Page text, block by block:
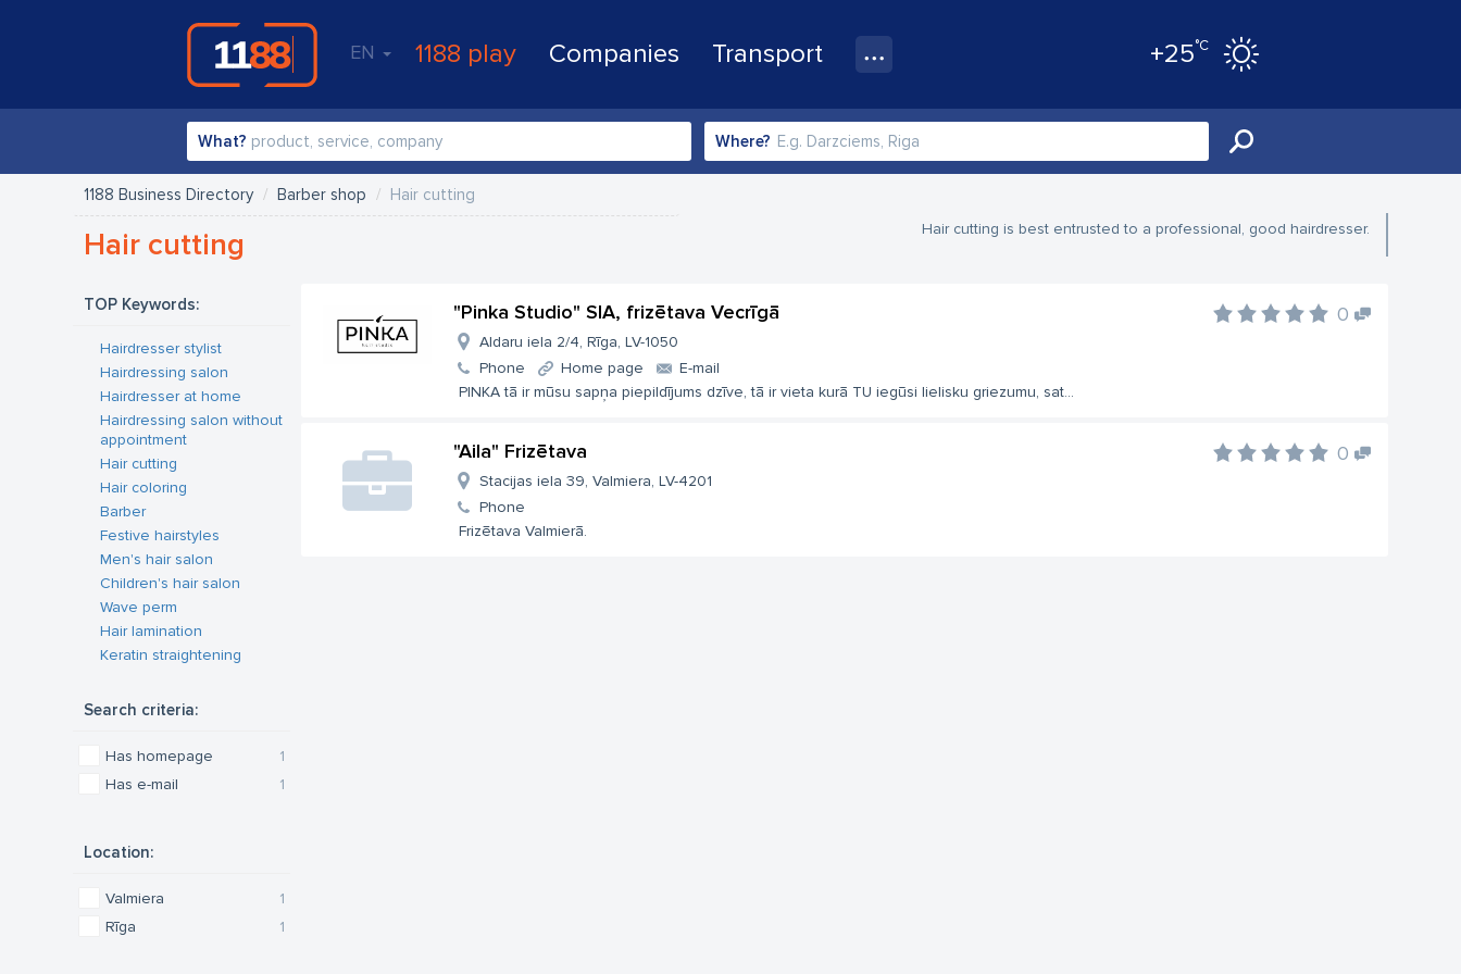
EN 1188 play Companies Transport +25°C
What? Where?
1188 Business Directory Barber shop Hair cutting
Hair cutting Hair cutting is best entrusted to a professional, good hairdresser.
TOP Keywords:
Hairdresser stylist
Hairdressing salon
Hairdresser at home
Hairdressing salon without
appointment
Hair cutting
Hair coloring
Barber
Festive hairstyles
Men's hair salon
Children's hair salon
Wave perm
Hair lamination
Keratin straightening
Search criteria:
1
Has homepage
1
Has e-mail
Location:
1
Valmiera
1
Rīga
"Pinka Studio" SIA, frizētava Vecrīgā 0
Aldaru iela 2/4, Rīga, LV-1050
Phone
Home page
E-mail
PINKA tā ir mūsu sapņa piepildījums dzīve, tā ir vieta kurā TU iegūsi lielisku griezumu, sat...
"Aila" Frizētava 0
Stacijas iela 39, Valmiera, LV-4201
Phone
Frizētava Valmierā.